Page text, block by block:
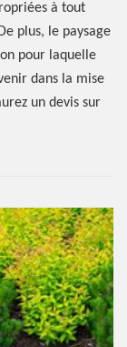
à tout
plus, le paysage
pour laquelle
dans la mise
un devis sur